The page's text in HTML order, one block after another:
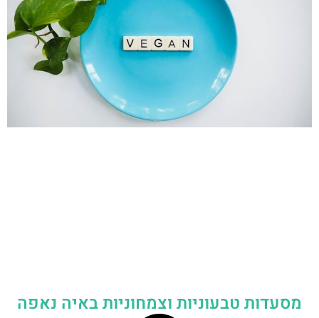
מסעדות טבעוניות וצמחוניות באיה נאפה